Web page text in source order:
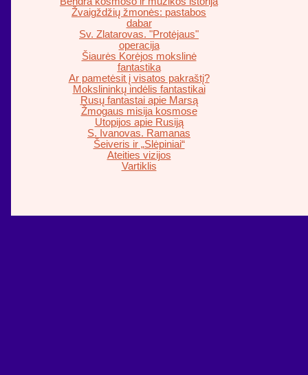
Žvaigždžių žmonės: pastabos
dabar
Sv. Zlatarovas. "Protėjaus"
operacija
Šiaurės Korėjos mokslinė
fantastika
Ar pametėsit į visatos pakraštį?
Mokslininkų indėlis fantastikai
Rusų fantastai apie Marsą
Žmogaus misija kosmose
Utopijos apie Rusiją
S. Ivanovas. Ramanas
Šeiveris ir „Slėpiniai“
Ateities vizijos
Vartiklis